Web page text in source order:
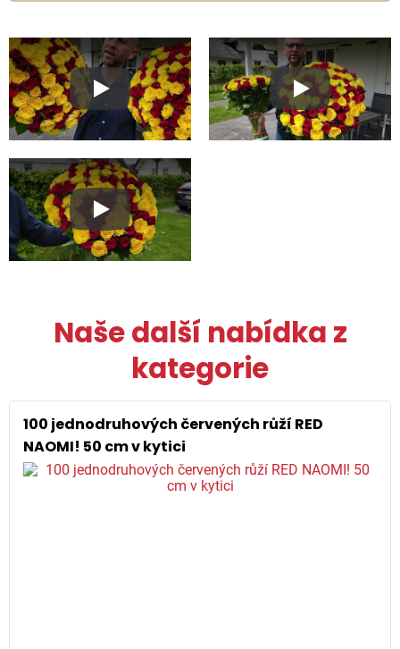
Play Play
Play
Naše další nabídka z
kategorie
100 jednodruhových červených růží RED
NAOMI! 50 cm v kytici